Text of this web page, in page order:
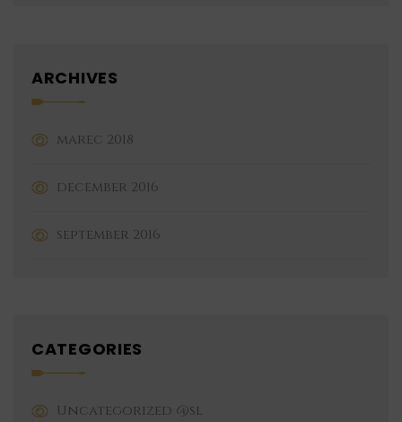
ARCHIVES
marec 2018
december 2016
september 2016
CATEGORIES
Uncategorized @sl